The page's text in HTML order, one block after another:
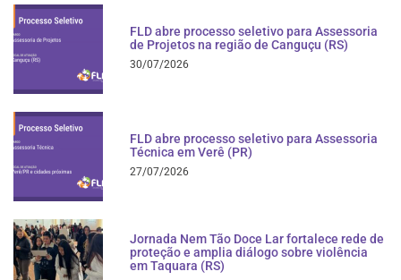
FLD abre processo seletivo para Assessoria
de Projetos na região de Canguçu (RS)
30/07/2026
FLD abre processo seletivo para Assessoria
Técnica em Verê (PR)
27/07/2026
Jornada Nem Tão Doce Lar fortalece rede de
proteção e amplia diálogo sobre violência
em Taquara (RS)